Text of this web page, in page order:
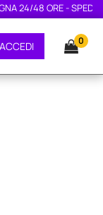
24/48 ORE -
ACCEDI 0